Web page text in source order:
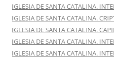
IGLESIA DE SANTA CATALINA.
IGLESIA DE SANTA CATALINA.
IGLESIA DE SANTA CATALINA.
IGLESIA DE SANTA CATALINA.
IGLESIA DE SANTA CATALINA.